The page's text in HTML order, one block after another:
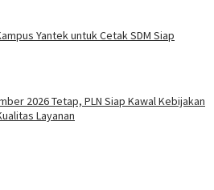
Yantek untuk Cetak SDM Siap
2026 Tetap, PLN Siap Kawal Kebijakan
Layanan